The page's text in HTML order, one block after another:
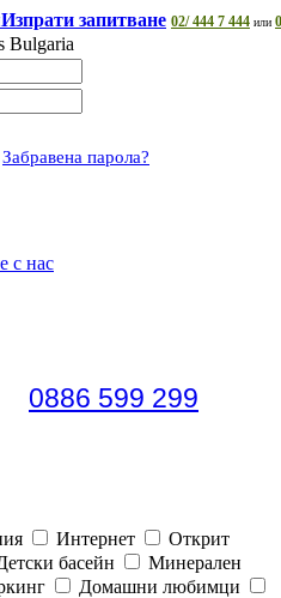
Изпрати запитване 02/ 444 7 444 или
Bulgaria
Забравена парола?
с нас
0886 599 299
Интернет
Открит
басейн
Минерален
Домашни любимци